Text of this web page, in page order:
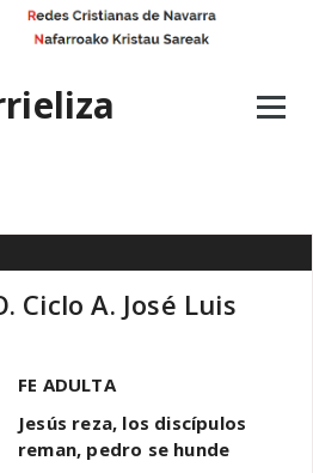
Ciclo A. José Luis
FE ADULTA
Jesús reza, los discípulos
reman, pedro se hunde